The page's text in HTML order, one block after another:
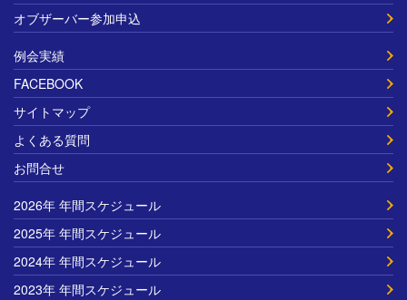
オブザーバー参加申込
例会実績
FACEBOOK
サイトマップ
よくある質問
お問合せ
2026年 年間スケジュール
2025年 年間スケジュール
2024年 年間スケジュール
2023年 年間スケジュール